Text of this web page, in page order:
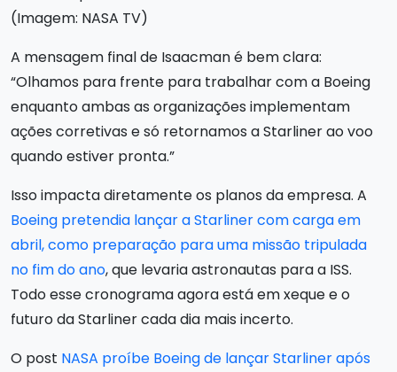
(Imagem: NASA TV)
A mensagem final de Isaacman é bem clara:
“Olhamos para frente para trabalhar com a Boeing
enquanto ambas as organizações implementam
ações corretivas e só retornamos a Starliner ao voo
quando estiver pronta.”
Isso impacta diretamente os planos da empresa. A
Boeing pretendia lançar a Starliner com carga em
abril, como preparação para uma missão tripulada
no fim do ano, que levaria astronautas para a ISS.
Todo esse cronograma agora está em xeque e o
futuro da Starliner cada dia mais incerto.
O post NASA proíbe Boeing de lançar Starliner após